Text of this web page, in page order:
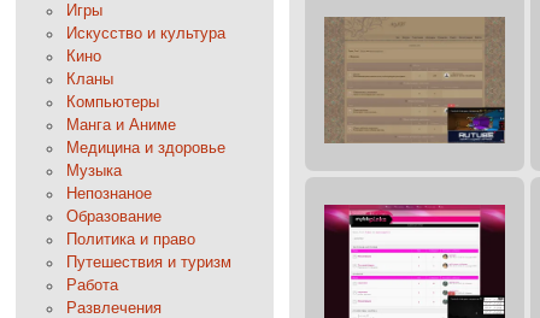
Игры
Искусство и культура
Кино
Кланы
Компьютеры
Манга и Аниме
Медицина и здоровье
Музыка
Непознаное
Образование
Политика и право
Путешествия и туризм
Работа
Развлечения